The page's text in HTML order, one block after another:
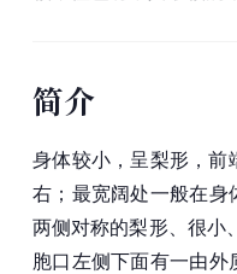
简介
身体较小，呈梨形，前
右；最宽阔处一般在身
两侧对称的梨形、很小
胞口左侧下面有一由外